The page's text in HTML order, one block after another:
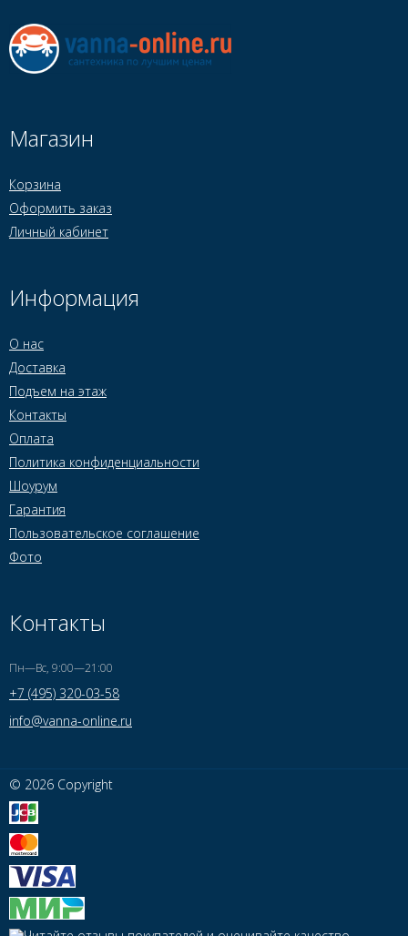
Магазин
Корзина
Оформить заказ
Личный кабинет
Информация
О нас
Доставка
Подъем на этаж
Контакты
Оплата
Политика конфиденциальности
Шоурум
Гарантия
Пользовательское соглашение
Фото
Контакты
Пн—Вс, 9:00—21:00
+7 (495) 320-03-58
info@vanna-online.ru
© 2026 Copyright